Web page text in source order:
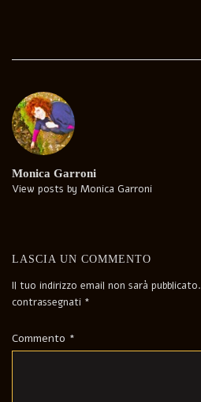
Monica Garroni
View posts by Monica Garroni
LASCIA UN COMMENTO
Il tuo indirizzo email non sarà pubblicato.
contrassegnati *
Commento *